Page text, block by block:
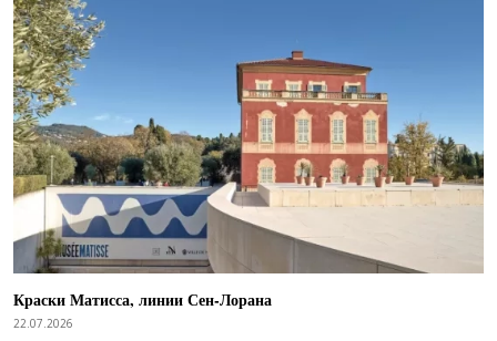
Краски Матисса, линии Сен-Лорана
22.07.2026